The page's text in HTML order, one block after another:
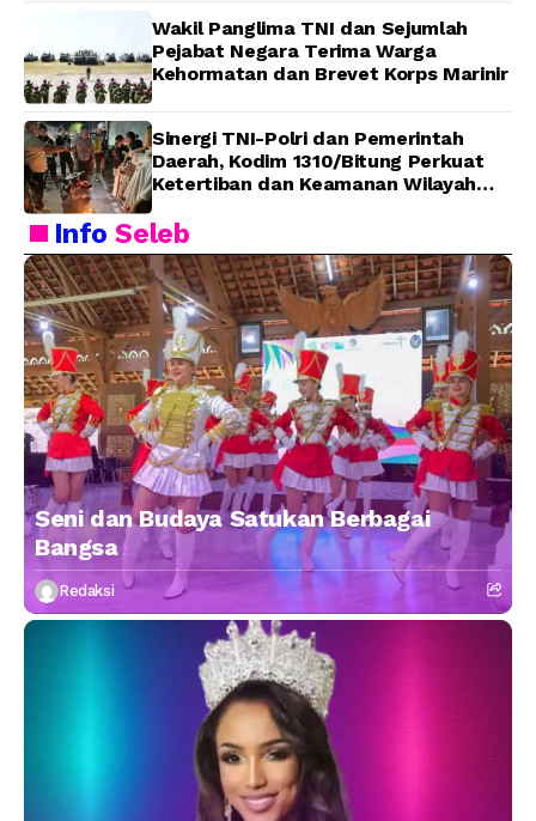
Wakil Panglima TNI dan Sejumlah
Pejabat Negara Terima Warga
Kehormatan dan Brevet Korps Marinir
Sinergi TNI-Polri dan Pemerintah
Daerah, Kodim 1310/Bitung Perkuat
Ketertiban dan Keamanan Wilayah
InfoSeleb
Seni dan Budaya Satukan Berbagai
Bangsa
Redaksi